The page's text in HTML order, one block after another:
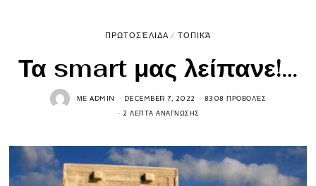
ΠΡΩΤΟΣΈΛΙΔΑ / ΤΟΠΙΚΆ
Τα smart μας λείπανε!…
ΜΕADMIN DECEMBER 7, 2022 8308 ΠΡΟΒΟΛΈΣ
2 ΛΕΠΤΆ ΑΝΆΓΝΩΣΗΣ